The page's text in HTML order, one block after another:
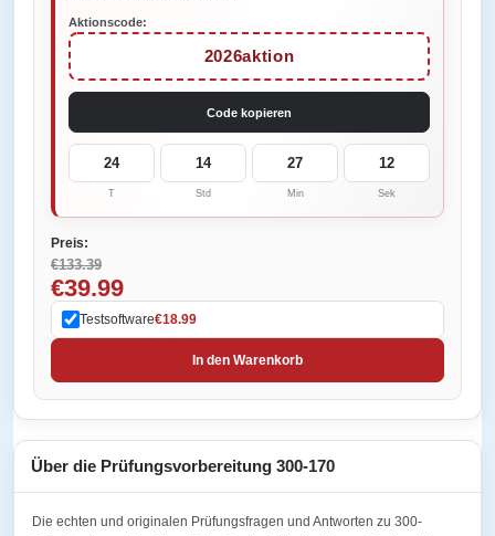
Aktionscode:
2026aktion
Code kopieren
24
T
14
Std
27
Min
12
Sek
Preis:
€133.39
€39.99
Testsoftware€18.99
In den Warenkorb
Über die Prüfungsvorbereitung 300-170
Die echten und originalen Prüfungsfragen und Antworten zu 300-